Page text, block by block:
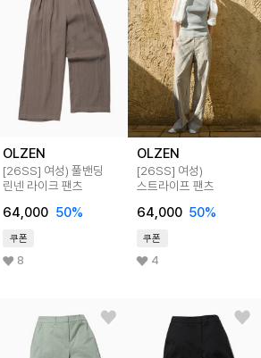
OLZEN
[26SS] 여성) 풀밴딩
린넨 라이크 팬츠
64,000 50%
쿠폰
8
OLZEN
[26SS] 여성)
스트라이프 팬츠
64,000 50%
쿠폰
4